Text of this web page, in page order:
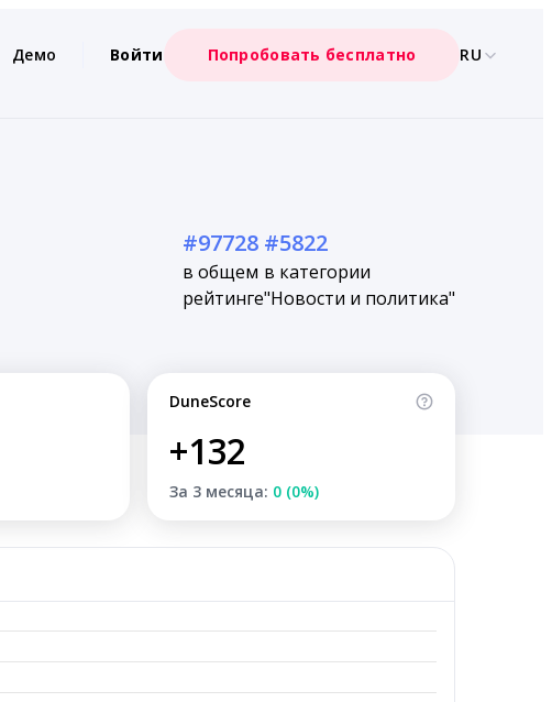
Демо Войти Попробовать бесплатно RU
#97728
в общем
рейтинге
#5822
в категории
"Новости и политика"
DuneScore
+132
За 3 месяца: 0 (0%)